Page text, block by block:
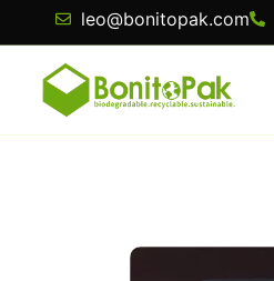
leo@bonitopak.com